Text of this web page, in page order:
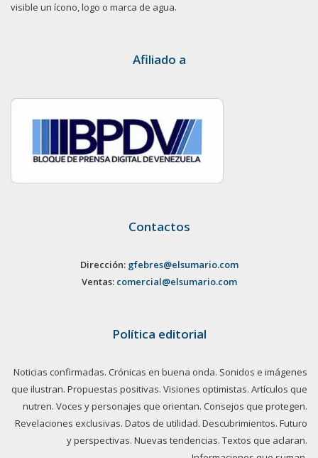
visible un ícono, logo o marca de agua.
Afiliado a
Contactos
Dirección: gfebres@elsumario.com
Ventas: comercial@elsumario.com
Política editorial
Noticias confirmadas. Crónicas en buena onda. Sonidos e imágenes
que ilustran. Propuestas positivas. Visiones optimistas. Artículos que
nutren. Voces y personajes que orientan. Consejos que protegen.
Revelaciones exclusivas. Datos de utilidad. Descubrimientos. Futuro
y perspectivas. Nuevas tendencias. Textos que aclaran.